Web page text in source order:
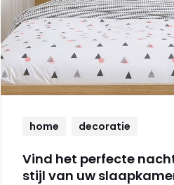
home decoratie
Vind het perfecte
stijl van uw